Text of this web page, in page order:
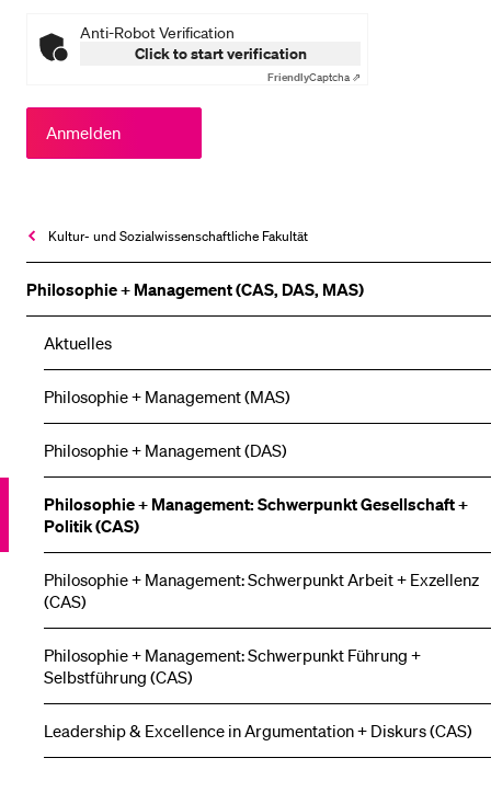
Kultur- und Sozial­wissenschaftliche Fakultät
Philosophie + Management (CAS, DAS, MAS)
Aktuelles
Philosophie + Management (MAS)
Philosophie + Management (DAS)
Philosophie + Management: Schwerpunkt Gesellschaft +
Politik (CAS)
Philosophie + Management: Schwerpunkt Arbeit + Exzellenz
(CAS)
Philosophie + Management: Schwerpunkt Führung +
Selbstführung (CAS)
Leadership & Excellence in Argumentation + Diskurs (CAS)
Anti-Robot Verification
Click to start verification
FriendlyCaptcha ⇗